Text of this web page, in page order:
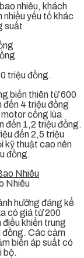
nhiêu, khách
nhiều yếu tố khác
suất
triệu đồng.
biến thiên từ 600
đến 4 triệu đồng
cổng lùa
đến 1,2 triệu đồng.
đến 2,5 triệu
kỹ thuật cao nên
đồng.
Nhiêu
hưởng đáng kể
có giá từ 200
khiển trung
đồng. Các cảm
biến áp suất có
bộ.